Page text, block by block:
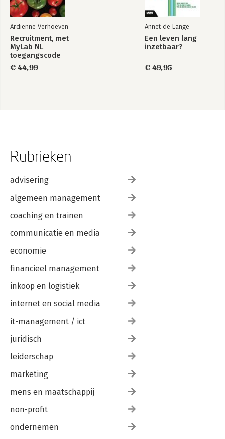
Ardiënne Verhoeven
Recruitment, met
MyLab NL
toegangscode
€ 44,99
Annet de Lange
Een leven lang
inzetbaar?
€ 49,95
Rubrieken
advisering
algemeen management
coaching en trainen
communicatie en media
economie
financieel management
inkoop en logistiek
internet en social media
it-management / ict
juridisch
leiderschap
marketing
mens en maatschappij
non-profit
ondernemen